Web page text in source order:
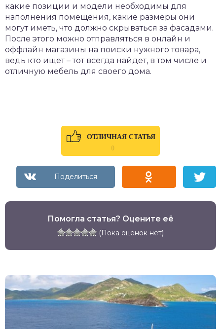
какие позиции и модели необходимы для
наполнения помещения, какие размеры они
могут иметь, что должно скрываться за фасадами.
После этого можно отправляться в онлайн и
оффлайн магазины на поиски нужного товара,
ведь кто ищет – тот всегда найдет, в том числе и
отличную мебель для своего дома.
ОТЛИЧНАЯ СТАТЬЯ
0
Помогла статья? Оцените её
(Пока оценок нет)